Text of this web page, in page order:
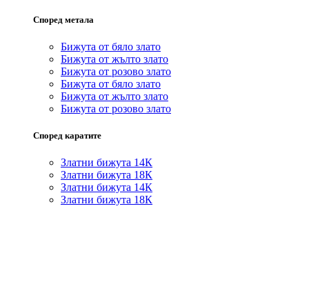
Според метала
Бижута от бяло злато
Бижута от жълто злато
Бижута от розово злато
Бижута от бяло злато
Бижута от жълто злато
Бижута от розово злато
Според каратите
Златни бижута 14К
Златни бижута 18К
Златни бижута 14К
Златни бижута 18К